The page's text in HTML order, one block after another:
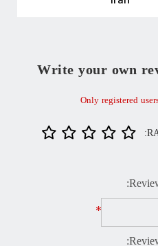
Write your own
Only registered
*